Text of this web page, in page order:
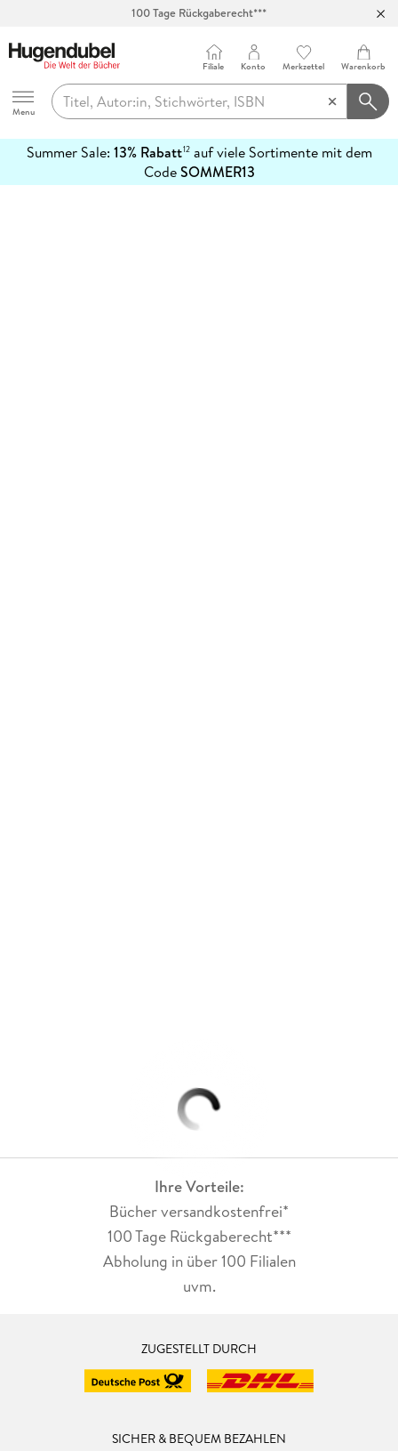
100 Tage Rückgaberecht***
Hugendubel
Menu
Filiale Konto Merkzettel Warenkorb
Summer Sale: 13% Rabatt12auf viele Sortimente mit dem
CodeSOMMER13
erfahren
Ihre Vorteile:
Bücher versandkostenfrei*
100 Tage Rückgaberecht***
Abholung in über 100 Filialen
uvm.
ZUGESTELLT DURCH
SICHER & BEQUEM BEZAHLEN